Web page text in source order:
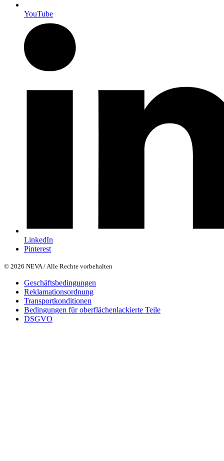
YouTube
LinkedIn
Pinterest
© 2026 NEVA / Alle Rechte vorbehalten
Geschäftsbedingungen
Reklamationsordnung
Transportkonditionen
Bedingungen für oberflächenlackierte Teile
DSGVO